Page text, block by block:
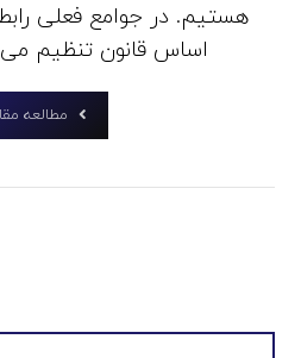
هستیم. در جوامع فعلی
اساس قانون تنظیم می
مطالعه